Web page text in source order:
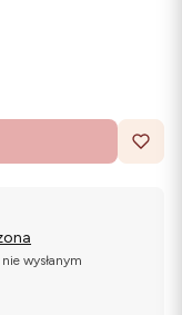
wysłanym